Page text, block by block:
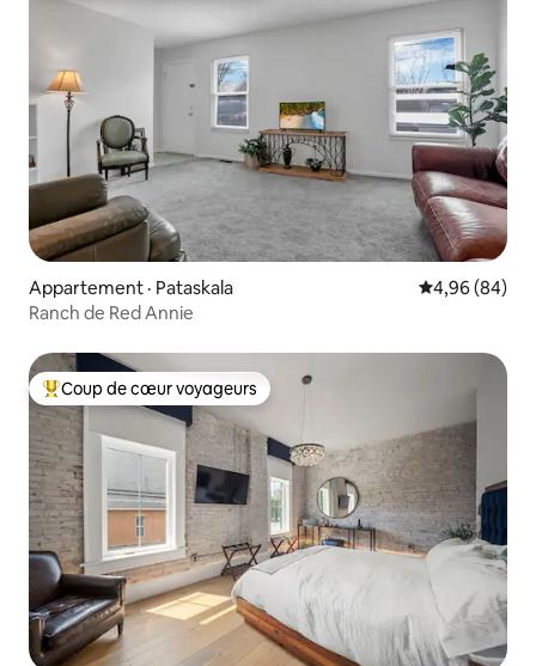
Appartement · Pataskala Note
4,96 (84)
Ranch de Red Annie
Coup de cœur voyageurs parmi les plus aimés
Coup de cœur voyageurs